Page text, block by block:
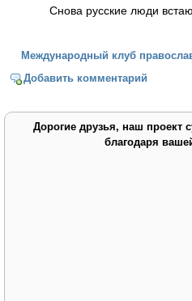
Снова русские люди
Международный клуб
Добавить комментарий
Дорогие друзья, наш проект
благодаря